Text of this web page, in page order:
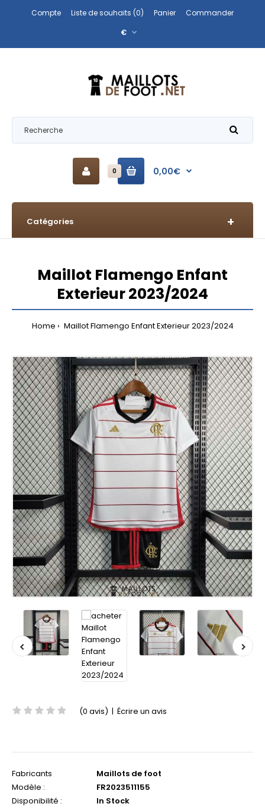
Compte Liste de souhaits (0) Panier
Commander
€
0 0,00€
Catégories
Maillot Flamengo Enfant
Exterieur 2023/2024
Home Maillot Flamengo Enfant Exterieur 2023/2024
(0 avis) | Écrire un avis
Fabricants
Maillots de foot
Modèle :
FR2023511155
Disponibilité :
In Stock